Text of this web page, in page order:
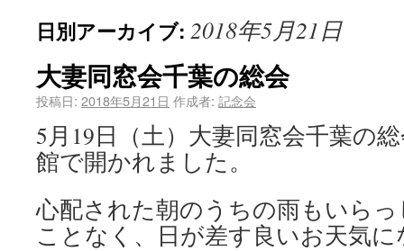
日別アーカイブ: 2018年5月21日
大妻同窓会千葉の総会
投稿日: 2018年5月21日 作成者: 記念会
5月19日（土）大妻同窓会千葉の
館で開かれました。
心配された朝のうちの雨もいら
ことなく、日が差す良いお天気